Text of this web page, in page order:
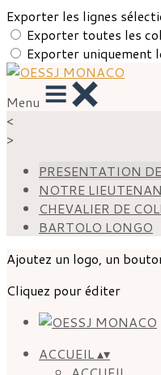
Exporter les lignes
Exporter toutes les
Exporter uniquement
Menu
<
>
PRESENTATION
NOTRE
CHEVALIER DE
BARTOLO LONGO
Ajoutez un logo, un
Cliquez pour éditer
ACCUEIL▴▾